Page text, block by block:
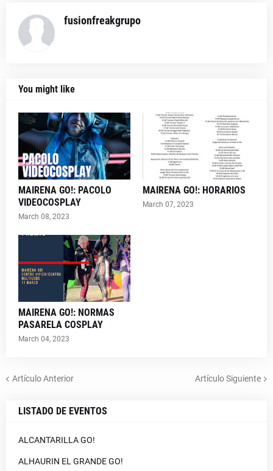
fusionfreakgrupo
You might like
MAIRENA GO!: PACOLO
VIDEOCOSPLAY
March 08, 2023
MAIRENA GO!: HORARIOS
March 07, 2023
MAIRENA GO!: NORMAS
PASARELA COSPLAY
March 04, 2023
Artículo Anterior Artículo Siguiente
LISTADO DE EVENTOS
ALCANTARILLA GO!
ALHAURIN EL GRANDE GO!